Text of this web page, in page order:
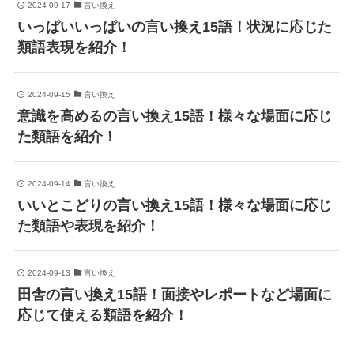
2024-09-17 言い換え
いっぱいいっぱいの言い換え15語！状況に応じた
類語表現を紹介！
2024-09-15 言い換え
意識を高めるの言い換え15語！様々な場面に応じ
た類語を紹介！
2024-09-14 言い換え
いいとこどりの言い換え15語！様々な場面に応じ
た類語や表現を紹介！
2024-09-13 言い換え
田舎の言い換え15語！面接やレポートなど場面に
応じて使える類語を紹介！